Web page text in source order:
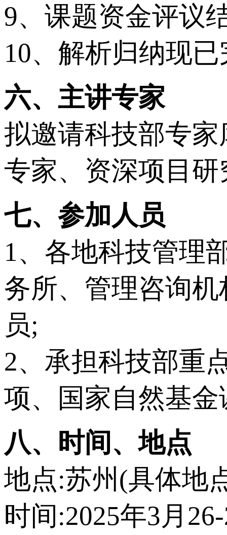
9、课题资金评议
10、解析归纳现
六、主讲专家
拟邀请科技部专
专家、资深项目
七、参加人员
1、各地科技管理
务所、管理咨询
员;
2、承担科技部重
项、国家自然基
八、时间、地点
地点:苏州(具体地
时间:2025年3月